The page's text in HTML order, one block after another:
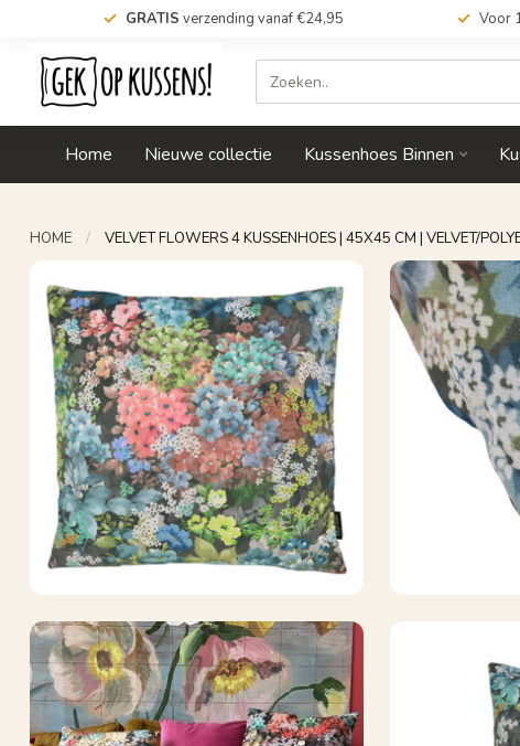
GRATIS verzending vanaf €24,95 Voor
Home Nieuwe collectie Kussenhoes Binnen
HOME / VELVET FLOWERS 4 KUSSENHOES | 45X45 CM | VELVET/